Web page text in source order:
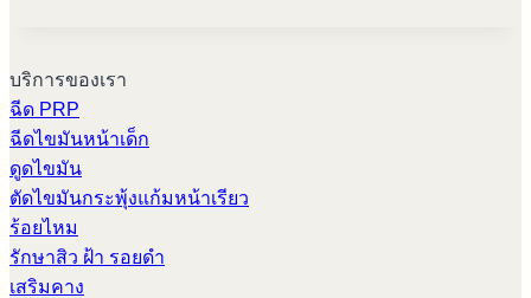
บริการของเรา
ฉีด PRP
ฉีดไขมันหน้าเด็ก
ดูดไขมัน
ตัดไขมันกระพุ้งแก้มหน้าเรียว
ร้อยไหม
รักษาสิว ฝ้า รอยดำ
เสริมคาง